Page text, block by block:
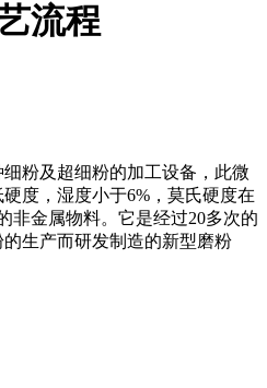
流程
粉及超细粉的加工设备，此微
度，湿度小于6%，莫氏硬度在
非金属物料。它是经过20多次的
生产而研发制造的新型磨粉